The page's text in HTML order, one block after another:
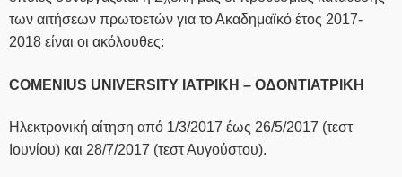
των αιτήσεων πρωτοετών για το Ακαδημαϊκό έτος 2017-
2018 είναι οι ακόλουθες:
COMENIUS UNIVERSITY ΙΑΤΡΙΚΗ – ΟΔΟΝΤΙΑΤΡΙΚΗ
Ηλεκτρονική αίτηση από 1/3/2017 έως 26/5/2017 (τεστ
Ιουνίου) και 28/7/2017 (τεστ Αυγούστου).